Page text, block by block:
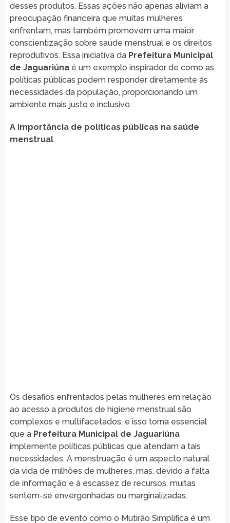
desses produtos. Essas ações não apenas aliviam a
preocupação financeira que muitas mulheres
enfrentam, mas também promovem uma maior
conscientização sobre saúde menstrual e os direitos
reprodutivos. Essa iniciativa da Prefeitura Municipal
de Jaguariúnaé um exemplo inspirador de como as
políticas públicas podem responder diretamente às
necessidades da população, proporcionando um
ambiente mais justo e inclusivo.
A importância de políticas públicas na saúde
menstrual
Os desafios enfrentados pelas mulheres em relação
ao acesso a produtos de higiene menstrual são
complexos e multifacetados, e isso torna essencial
que a Prefeitura Municipal de Jaguariúna
implemente políticas públicas que atendam a tais
necessidades. A menstruação é um aspecto natural
da vida de milhões de mulheres, mas, devido à falta
de informação e à escassez de recursos, muitas
sentem-se envergonhadas ou marginalizadas.
Esse tipo de evento como o Mutirão Simplifica é um